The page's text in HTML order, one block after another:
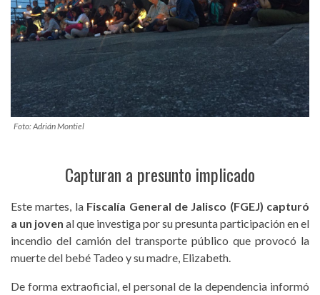
Foto: Adrián Montiel
Capturan a presunto implicado
Este martes, la Fiscalía General de Jalisco (FGEJ) capturó
a un joven al que investiga por su presunta participación en el
incendio del camión del transporte público que provocó la
muerte del bebé Tadeo y su madre, Elizabeth.
De forma extraoficial, el personal de la dependencia informó